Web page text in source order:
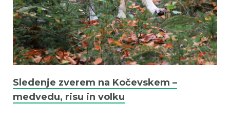
Sledenje zverem na Kočevskem –
medvedu, risu in volku